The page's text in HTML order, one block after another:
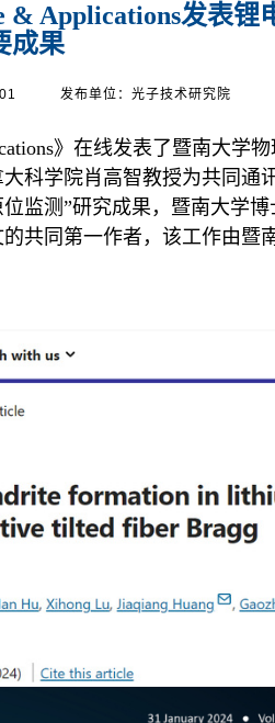
Applications发表锂
成果
发布单位：光子技术研究院
》在线发表了暨南大学物
科学院肖高智教授为共同通
监测”研究成果，暨南大学
共同第一作者，该工作由暨